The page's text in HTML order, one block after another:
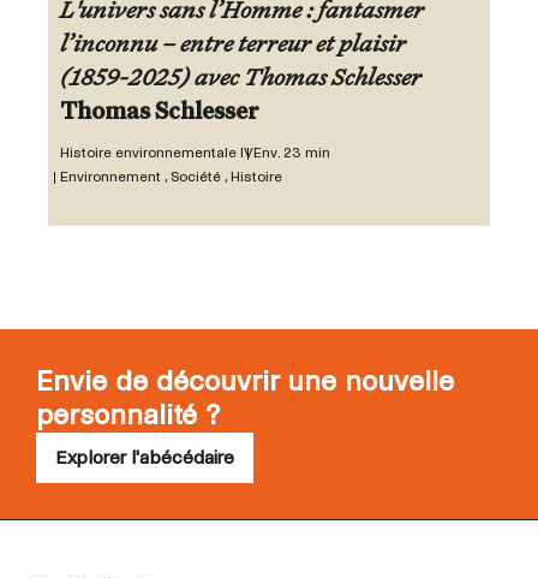
L'univers sans l’Homme : fantasmer
l’inconnu – entre terreur et plaisir
(1859-2025) avec Thomas Schlesser
Thomas Schlesser
Histoire environnementale IVEnv. 23 min
Environnement , Société , Histoire
Envie de découvrir une nouvelle
personnalité ?
Explorer l'abécédaire